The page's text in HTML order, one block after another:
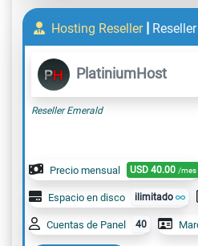
Hosting Reseller |
PlatiniumHost
Reseller Emerald
Precio mensual USD 40.00 /mes
Espacio en disco ilimitado
Cuentas de Panel 40